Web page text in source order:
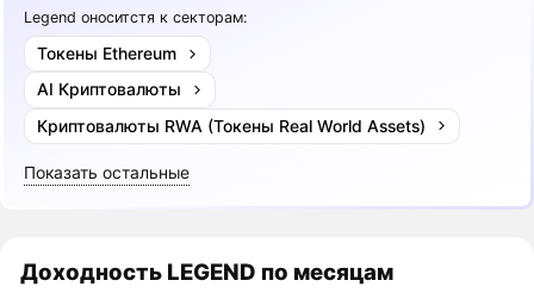
Legend оноситстя к секторам:
Токены Ethereum
AI Криптовалюты
Криптовалюты RWA (Токены Real World Assets)
Показать остальные
Доходность LEGEND по месяцам